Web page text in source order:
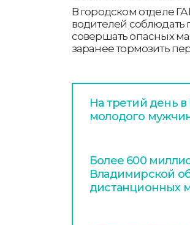
В городском отделе
водителей
совершать опасных
заранее тормозить
На третий день
молодого
Более 600
Владимирской
дистанционных